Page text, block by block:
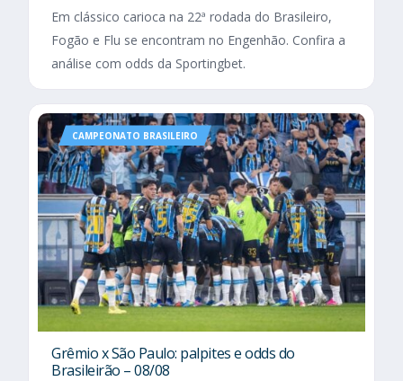
Em clássico carioca na 22ª rodada do Brasileiro,
Fogão e Flu se encontram no Engenhão. Confira a
análise com odds da Sportingbet.
CAMPEONATO BRASILEIRO
Grêmio x São Paulo: palpites e odds do
Brasileirão – 08/08